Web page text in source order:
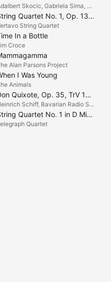
Adalbert Skocic, Gabriela Sima, Birgit Kolar, Tobias Lea & Kin Na-Yong
String Quartet No. 1, Op. 13: II. Andante Amoroso
String Quartet
In a Bottle
Croce
Alan Parsons Project
I Was Young
Animals
Don Quixote, Op. 35, TrV 184: 1. Introduktion (Mäßiches Zeitmaß)
Heinrich Schiff, Bavarian Radio Symphony Orchestra & Maxim Shostakovich
String Quartet No. 1 in D Minor, Op. 7: Mässig, heiter
Quartet